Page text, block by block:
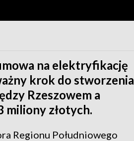
na elektryfikację
krok do stworzenia
Rzeszowem a
miliony złotych.
Regionu Południowego